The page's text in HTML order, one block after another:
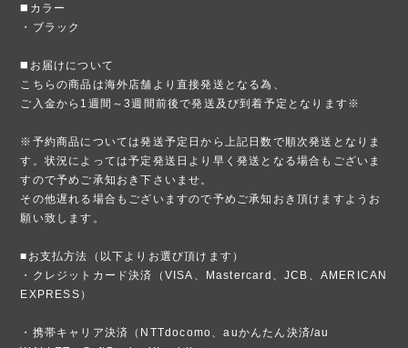
◼️カラー
・ブラック
◼️お届けについて
こちらの商品は海外店舗より直接発送となる為、
ご入金から1週間～3週間前後で発送及び到着予定となります※
※予約商品については発送予定日から上記日数で順次発送となりま
す。状況によっては予定発送日より早く発送となる場合もございま
すので予めご承知おき下さいませ。
その他遅れる場合もございますので予めご承知おき頂けますようお
願い致します。
■お支払方法（以下よりお選び頂けます）
・クレジットカード決済（VISA、Mastercard、JCB、AMERICAN
EXPRESS）
・携帯キャリア決済（NTTdocomo、auかんたん決済/au